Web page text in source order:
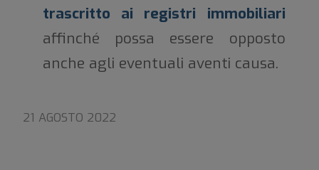
trascritto ai registri immobiliari
affinché possa essere opposto
anche agli eventuali aventi causa.
21 AGOSTO 2022